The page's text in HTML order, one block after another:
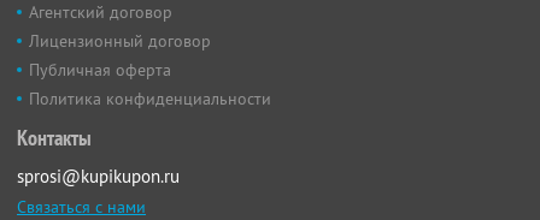
Агентский договор
Лицензионный договор
Публичная оферта
Политика конфиденциальности
Контакты
sprosi@kupikupon.ru
Связаться с нами